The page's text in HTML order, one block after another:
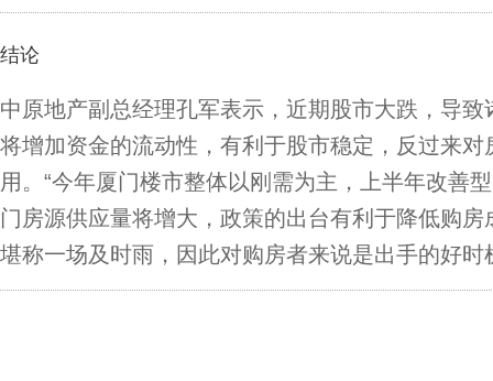
结论
中原地产副总经理孔军表示，近期股市大跌，导
将增加资金的流动性，有利于股市稳定，反过来
用。“今年厦门楼市整体以刚需为主，上半年改善
门房源供应量将增大，政策的出台有利于降低购
堪称一场及时雨，因此对购房者来说是出手的好时